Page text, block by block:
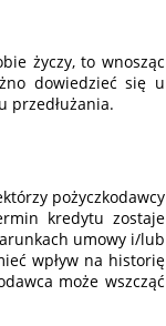
życzy, to wnosząc
dowiedzieć się u
przedłużania.
pożyczkodawcy
kredytu zostaje
umowy i/lub
wpływ na historię
może wszcząć